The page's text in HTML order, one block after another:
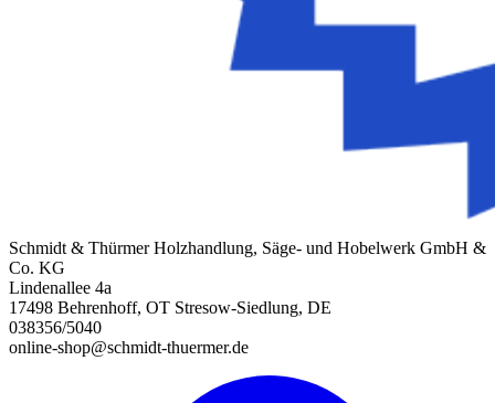
Schmidt & Thürmer Holzhandlung, Säge- und Hobelwerk GmbH &
Co. KG
Lindenallee 4a
17498 Behrenhoff, OT Stresow-Siedlung, DE
038356/5040
online-shop@schmidt-thuermer.de